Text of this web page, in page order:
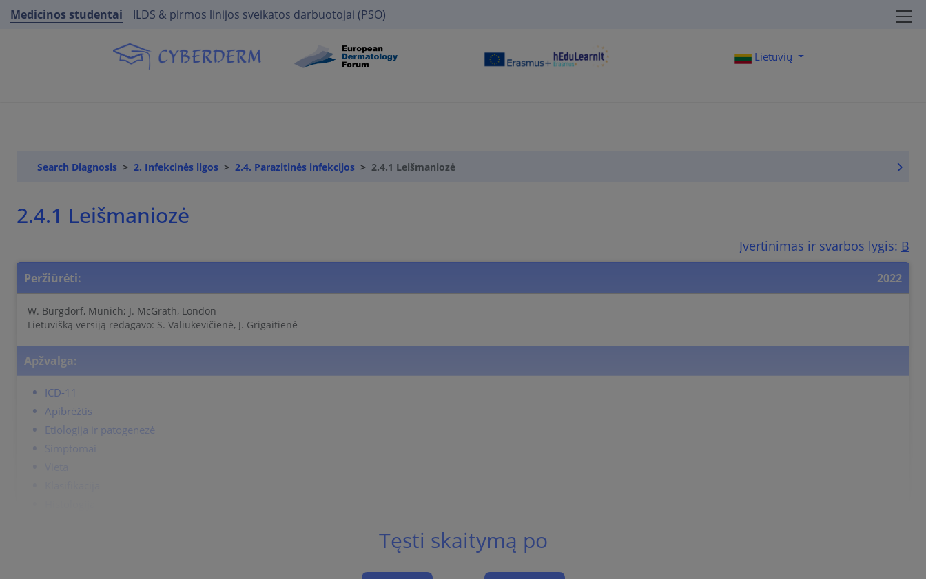
Medicinos studentai ILDS & pirmos linijos sveikatos darbuotojai (PSO)
Lietuvių
Search Diagnosis 2. Infekcinės ligos 2.4. Parazitinės infekcijos 2.4.1 Leišmaniozė
2.4.1 Leišmaniozė
Įvertinimas ir svarbos lygis: B
Peržiūrėti: 2022
W. Burgdorf, Munich; J. McGrath, London
Lietuvišką versiją redagavo: S. Valiukevičienė, J. Grigaitienė
Apžvalga:
ICD-11
Apibrėžtis
Etiologija ir patogenezė
Simptomai
Tęsti skaitymą po